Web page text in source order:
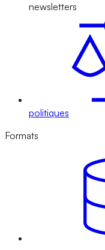
newsletters
politiques
Formats